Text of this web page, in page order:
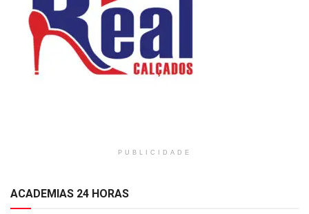
PUBLICIDADE
ACADEMIAS 24 HORAS